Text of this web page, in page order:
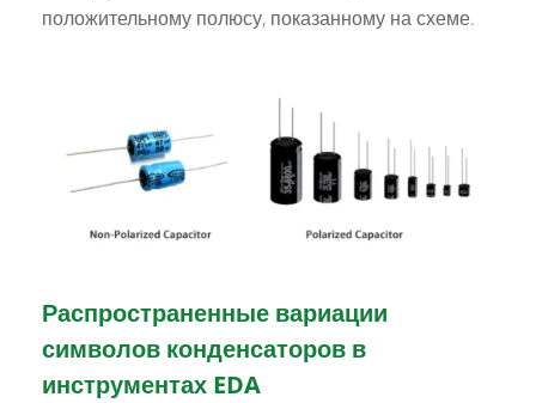
положительному полюсу, показанному на схеме.
Распространенные вариации
символов конденсаторов в
инструментах EDA